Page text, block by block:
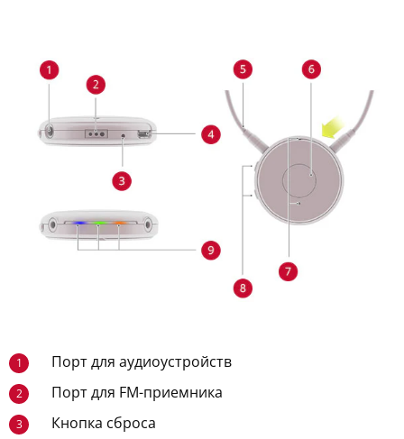
1 Порт для аудиоустройств
2 Порт для FM-приемника
3 Кнопка сброса